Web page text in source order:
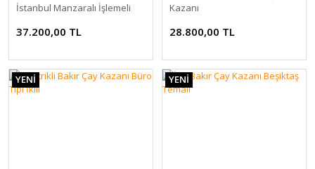
İstanbul Manzaralı İşlemeli
37.200,00 TL
Kazanı
28.800,00 TL
YENİ YENİ